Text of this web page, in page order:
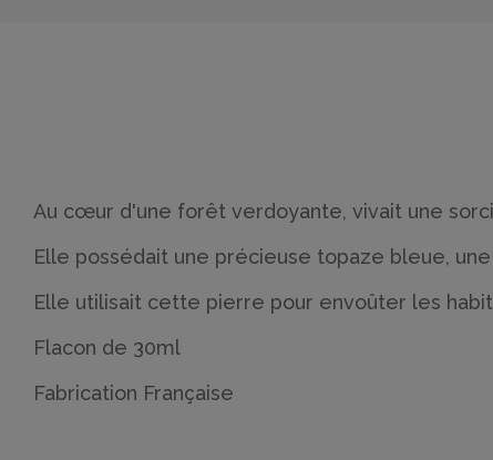
Au cœur d'une forêt verdoyante, vivait une
Elle possédait une précieuse topaze bleue,
Elle utilisait cette pierre pour envoûter les
Flacon de 30ml
Fabrication Française